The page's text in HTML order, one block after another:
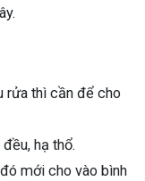
rửa thì cần để cho
hạ thổ.
mới cho vào bình